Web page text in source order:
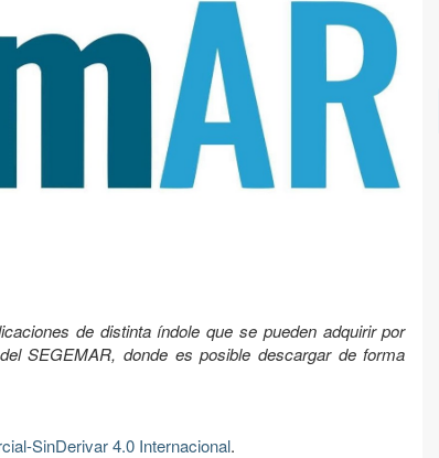
de distinta índole que se pueden adquirir por
SEGEMAR, donde es posible descargar de forma
SinDerivar 4.0 Internacional.